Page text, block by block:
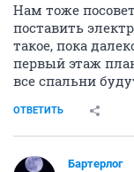
Нам тоже
поставить
такое, пока
первый этаж
все спальни
ОТВЕТИТЬ
Бартерлог